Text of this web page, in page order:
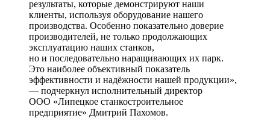
результаты, которые демонстрируют наши
клиенты, используя оборудование нашего
производства. Особенно показательно доверие
производителей, не только продолжающих
эксплуатацию наших станков,
но и последовательно наращивающих их парк.
Это наиболее объективный показатель
эффективности и надёжности нашей продукции»,
— подчеркнул исполнительный директор
ООО «Липецкое станкостроительное
предприятие» Дмитрий Пахомов.